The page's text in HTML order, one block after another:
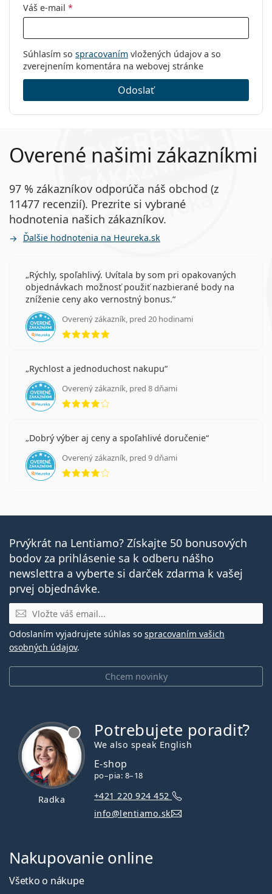
Váš e-mail *
Súhlasím so spracovaním vložených údajov a so
zverejnením komentára na webovej stránke
Odoslať
Overené našimi zákazníkmi
97 % zákazníkov odporúča náš obchod (z
11477 recenzií). Prezrite si vybrané
hodnotenia našich zákazníkov.
Ďalšie hodnotenia na Heureka.sk
Rýchly, spoľahlivý. Uvítala by som pri opakovaných
objednávkach možnosť použiť nazbierané body na
zníženie ceny ako vernostný bonus.
Overený zákazník, pred 20 hodinami
hodnotenie 5 z 5
Rychlost a jednoduchost nakupu
Overený zákazník, pred 8 dňami
hodnotenie 4 z 5
Dobrý výber aj ceny a spoľahlivé doručenie
Overený zákazník, pred 9 dňami
hodnotenie 4 z 5
Prvýkrát na Lentiamo? Získajte 50 bonusových
bodov za prihlásenie sa k odberu nášho
newslettra a vyberte si darček zdarma k vašej
prvej objednávke.
E-mail
Chcem novinky
Odoslaním vyjadrujete súhlas so spracovaním vašich
osobných údajov.
Radka
Potrebujete poradiť?
We also speak English
E-shop
po–pia: 8–18
+421 220 924 452
info@lentiamo.sk
Nakupovanie online
Všetko o nákupe